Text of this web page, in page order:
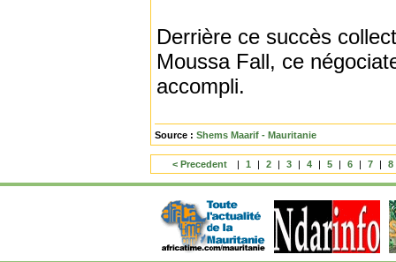
Derrière ce succès
Moussa Fall, ce
accompli.
Source : Shems Maarif - Mauritanie
< Precedent | 1 | 2 | 3 | 4 | 5 | 6 | 7 | 8